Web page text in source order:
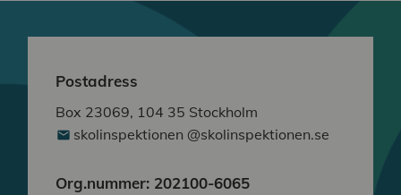
Postadress
Box 23069, 104 35 Stockholm
skolinspektionen @skolinspektionen.se
Org.nummer: 202100-6065